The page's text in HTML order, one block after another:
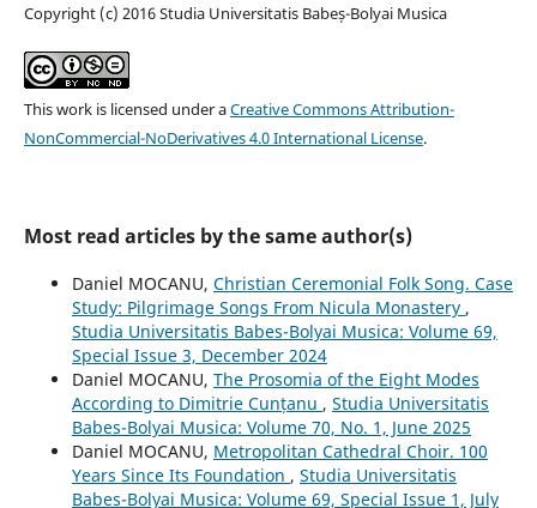
Copyright (c) 2016 Studia Universitatis Babeș-Bolyai Musica
This work is licensed under aCreative Commons Attribution-
NonCommercial-NoDerivatives 4.0 International License.
Most read articles by the same author(s)
Daniel MOCANU, Christian Ceremonial Folk Song. Case
Study: Pilgrimage Songs From Nicula Monastery ,
Studia Universitatis Babes-Bolyai Musica: Volume 69,
Special Issue 3, December 2024
Daniel MOCANU, The Prosomia of the Eight Modes
According to Dimitrie Cunțanu , Studia Universitatis
Babes-Bolyai Musica: Volume 70, No. 1, June 2025
Daniel MOCANU, Metropolitan Cathedral Choir. 100
Years Since Its Foundation , Studia Universitatis
Babes-Bolyai Musica: Volume 69, Special Issue 1, July